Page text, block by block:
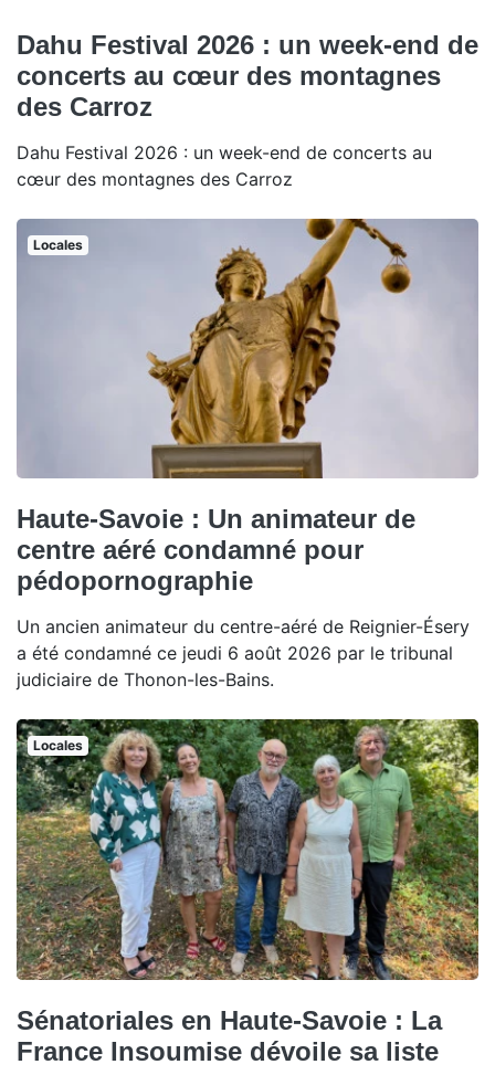
Dahu Festival 2026 : un week-end de
concerts au cœur des montagnes
des Carroz
Dahu Festival 2026 : un week-end de concerts au
cœur des montagnes des Carroz
Locales
Haute-Savoie : Un animateur de
centre aéré condamné pour
pédopornographie
Un ancien animateur du centre-aéré de Reignier-Ésery
a été condamné ce jeudi 6 août 2026 par le tribunal
judiciaire de Thonon-les-Bains.
Locales
Sénatoriales en Haute-Savoie : La
France Insoumise dévoile sa liste